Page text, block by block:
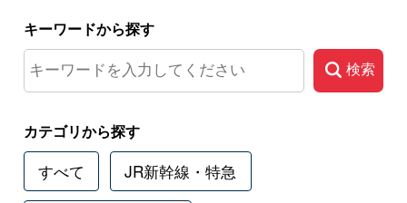
キーワードから探す
検索
カテゴリから探す
すべて JR新幹線・特急